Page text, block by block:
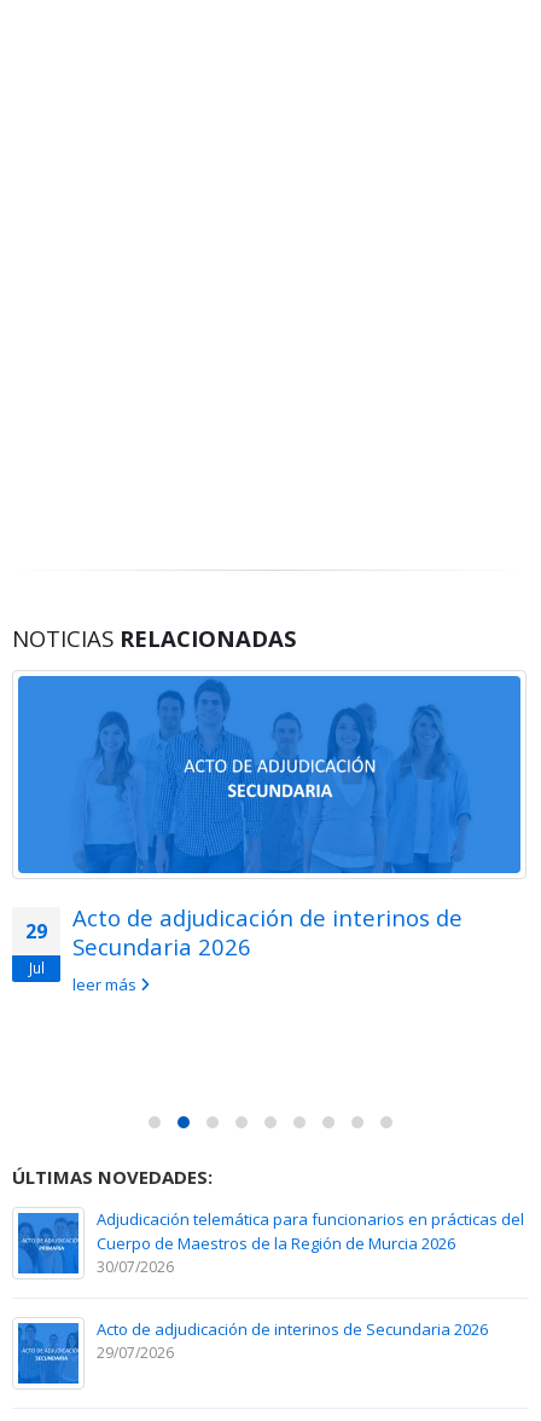
NOTICIAS RELACIONADAS
29
Jul
Acto de adjudicación de interinos de
Secundaria 2026
leer más
ÚLTIMAS NOVEDADES:
Adjudicación telemática para funcionarios en prácticas del
Cuerpo de Maestros de la Región de Murcia 2026
30/07/2026
Acto de adjudicación de interinos de Secundaria 2026
29/07/2026